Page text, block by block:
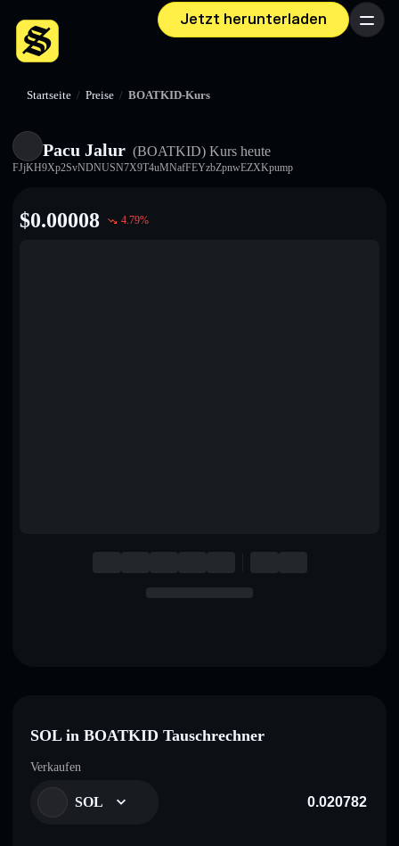
Jetzt herunterladen Menü
Startseite / Preise / BOATKID-Kurs
Pacu Jalur (BOATKID) Kurs heute
FJjKH9Xp2SvNDNUSN7X9T4uMNafFEYzbZpnwEZXKpump
$0.00008 4.79%
SOL in BOATKID Tauschrechner
Verkaufen
SOL